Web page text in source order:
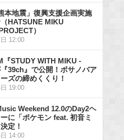
本地震」復興支援企画実施
HATSUNE MIKU
）
12:00
『STUDY WITH MIKU -
39ch』で公開！ボサノバア
ズの締めくくり！
19:00
Weekend 12.0のDay2ヘ
に「ポケモン feat. 初音ミ
定！
14:00